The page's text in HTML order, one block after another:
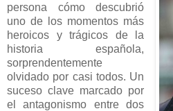
persona cómo descubrió
uno de los momentos más
heroicos y trágicos de la
historia española,
sorprendentemente
olvidado por casi todos. Un
suceso clave marcado por
el antagonismo entre dos